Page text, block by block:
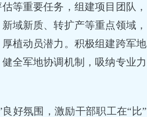
等重要任务，组建项目团队，
域新质、转扩产等重点领域，
植动员潜力。积极组建跨军地
全军地协调机制，吸纳专业力
好氛围，激励干部职工在“比”